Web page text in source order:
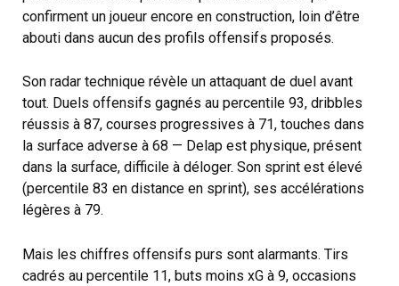
confirment un joueur encore en construction, loin d’être
abouti dans aucun des profils offensifs proposés.
Son radar technique révèle un attaquant de duel avant
tout. Duels offensifs gagnés au percentile 93, dribbles
réussis à 87, courses progressives à 71, touches dans
la surface adverse à 68 — Delap est physique, présent
dans la surface, difficile à déloger. Son sprint est élevé
(percentile 83 en distance en sprint), ses accélérations
légères à 79.
Mais les chiffres offensifs purs sont alarmants. Tirs
cadrés au percentile 11, buts moins xG à 9, occasions